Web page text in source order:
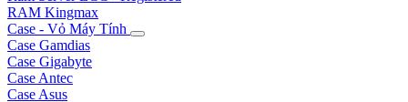
RAM Kingmax
Case - Vỏ Máy Tính
Case Gamdias
Case Gigabyte
Case Antec
Case Asus